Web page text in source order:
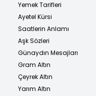
Yemek Tarifleri
Ayetel Kürsi
Saatlerin Anlamı
Aşk Sözleri
Günaydın Mesajları
Gram Altın
Çeyrek Altın
Yarım Altın